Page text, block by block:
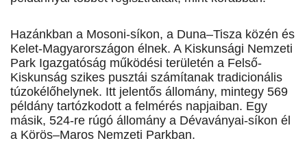
Hazánkban a Mosoni-síkon, a Duna–Tisza közén és
Kelet-Magyarországon élnek. A Kiskunsági Nemzeti
Park Igazgatóság működési területén a Felső-
Kiskunság szikes pusztái számítanak tradicionális
túzokélőhelynek. Itt jelentős állomány, mintegy 569
példány tartózkodott a felmérés napjaiban. Egy
másik, 524-re rúgó állomány a Dévaványai-síkon él
a Körös–Maros Nemzeti Parkban.